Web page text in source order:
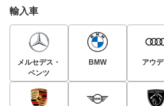
輸入車
メルセデス・
ベンツ
BMW アウデ